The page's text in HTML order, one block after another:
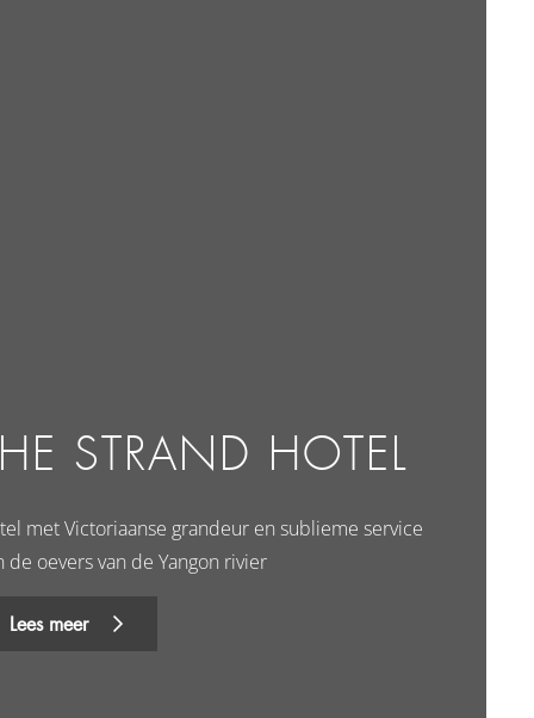
STRAND HOTEL
met Victoriaanse grandeur en sublieme service
de oevers van de Yangon rivier
Lees meer